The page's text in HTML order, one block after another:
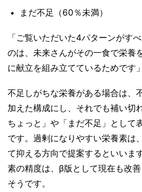
まだ不足（60％未満）
「ご覧いただいた4パターンがす
のは、未来さんがその一食で栄養
に献立を組み立てているためです
不足しがちな栄養がある場合は、
加えた構成にし、それでも補い切
ちょっと」や「まだ不足」として
です。過剰になりやすい栄養素は
て抑える方向で提案するといいま
素の精度は、β版として現在も改
そうです。